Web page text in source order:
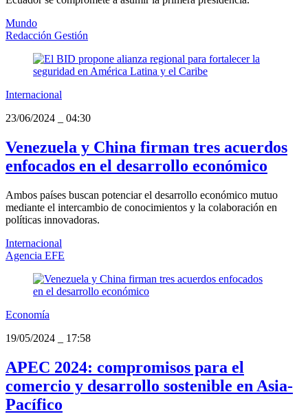
Mundo
Redacción Gestión
Internacional
23/06/2024
04:30
Venezuela y China firman tres acuerdos
enfocados en el desarrollo económico
Ambos países buscan potenciar el desarrollo económico mutuo
mediante el intercambio de conocimientos y la colaboración en
políticas innovadoras.
Internacional
Agencia EFE
Economía
19/05/2024
17:58
APEC 2024: compromisos para el
comercio y desarrollo sostenible en Asia-
Pacífico